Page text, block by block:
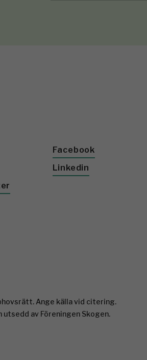
Facebook
Linkedin
Ange källa vid citering.
utsedd av Föreningen Skogen.